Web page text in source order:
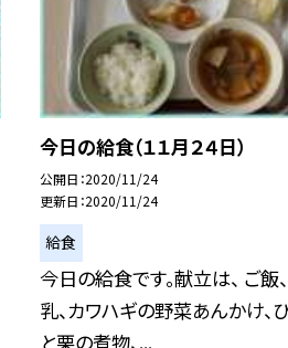
今日の給食（１１月２４日）
公開日 2020/11/24
更新日 2020/11/24
給食
今日の給食です。献立は、 ご飯
乳、カワハギの野菜あんかけ、
と栗の煮物、...